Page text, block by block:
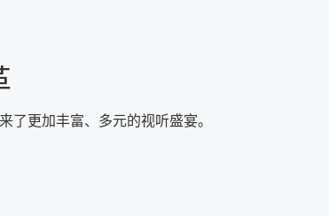
更加丰富、多元的视听盛宴。